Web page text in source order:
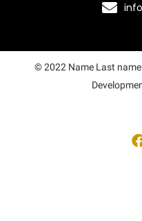
© 2022 Name Last